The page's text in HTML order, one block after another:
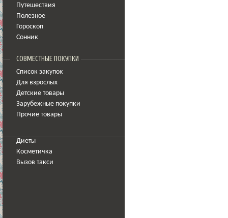
Путешествия
Полезное
Гороскоп
Сонник
СОВМЕСТНЫЕ ПОКУПКИ
Список закупок
Для взрослых
Детские товары
Зарубежные покупки
Прочие товары
Диеты
Косметичка
Вызов такси